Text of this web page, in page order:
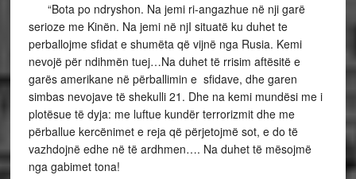
“Bota po ndryshon. Na jemi ri-angazhue në nji garë
serioze me Kinën. Na jemi në njI situatë ku duhet te
perballojme sfidat e shumëta që vijnë nga Rusia. Kemi
nevojë për ndihmën tuej…Na duhet të rrisim aftësitë e
garës amerikane në përballimin e sfidave, dhe garen
simbas nevojave të shekulli 21. Dhe na kemi mundësi me i
plotësue të dyja: me luftue kundër terrorizmit dhe me
përballue kercënimet e reja që përjetojmë sot, e do të
vazhdojnë edhe në të ardhmen…. Na duhet të mësojmë
nga gabimet tona!